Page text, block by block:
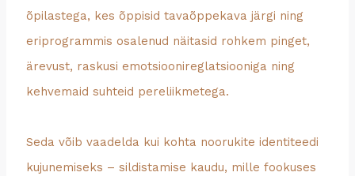
õpilastega, kes õppisid tavaõppekava järgi ning
eriprogrammis osalenud näitasid rohkem pinget,
ärevust, raskusi emotsioonireglatsiooniga ning
kehvemaid suhteid pereliikmetega.
Seda võib vaadelda kui kohta noorukite identiteedi
kujunemiseks – sildistamise kaudu, mille fookuses